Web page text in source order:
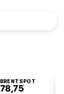
BRENTSPOT
78,75